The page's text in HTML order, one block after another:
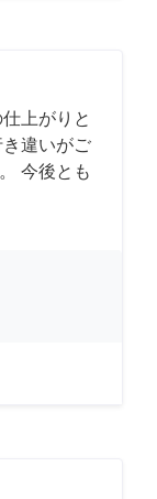
上がりと
違いがご
今後とも